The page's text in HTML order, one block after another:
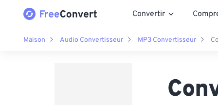
Convertir
Maison Audio Convertisseur MP3 Convertisseur